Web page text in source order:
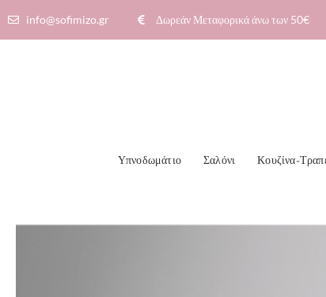
info@sofimizo.gr Δωρεάν Μεταφορικά άνω των 50€​
Υπνοδωμάτιο Σαλόνι Κουζίνα-